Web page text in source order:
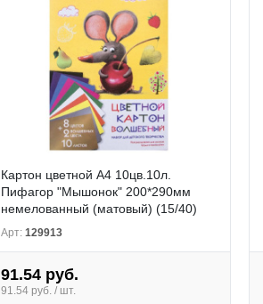
Картон цветной А4 10цв.10л.
Пифагор "Мышонок" 200*290мм
немелованный (матовый) (15/40)
Арт: 129913
91.54 руб.
91.54 руб. / шт.